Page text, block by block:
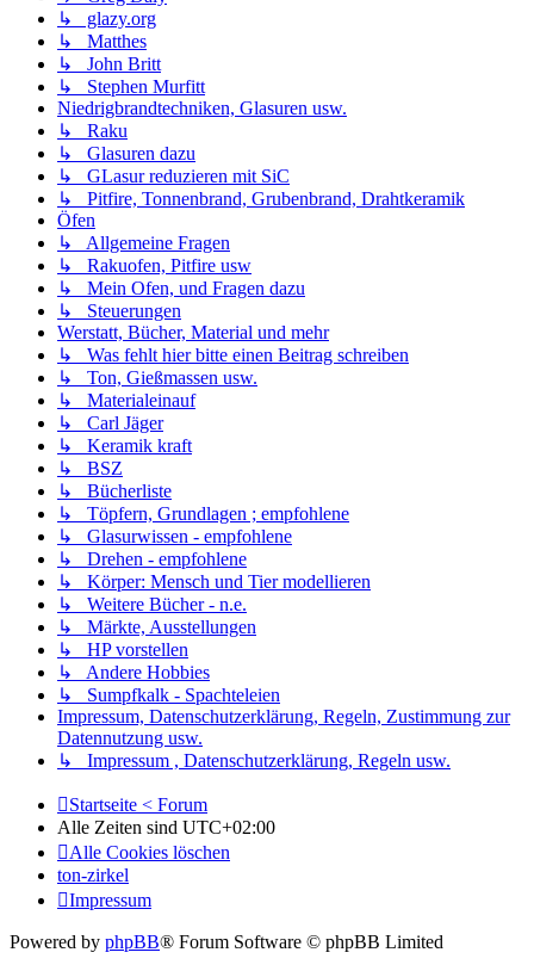
↳ glazy.org
↳ Matthes
↳ John Britt
↳ Stephen Murfitt
Niedrigbrandtechniken, Glasuren usw.
↳ Raku
↳ Glasuren dazu
↳ GLasur reduzieren mit SiC
↳ Pitfire, Tonnenbrand, Grubenbrand, Drahtkeramik
Öfen
↳ Allgemeine Fragen
↳ Rakuofen, Pitfire usw
↳ Mein Ofen, und Fragen dazu
↳ Steuerungen
Werstatt, Bücher, Material und mehr
↳ Was fehlt hier bitte einen Beitrag schreiben
↳ Ton, Gießmassen usw.
↳ Materialeinauf
↳ Carl Jäger
↳ Keramik kraft
↳ BSZ
↳ Bücherliste
↳ Töpfern, Grundlagen ; empfohlene
↳ Glasurwissen - empfohlene
↳ Drehen - empfohlene
↳ Körper: Mensch und Tier modellieren
↳ Weitere Bücher - n.e.
↳ Märkte, Ausstellungen
↳ HP vorstellen
↳ Andere Hobbies
↳ Sumpfkalk - Spachteleien
Impressum, Datenschutzerklärung, Regeln, Zustimmung zur
Datennutzung usw.
↳ Impressum , Datenschutzerklärung, Regeln usw.
Startseite < Forum
Alle Zeiten sind UTC+02:00
Alle Cookies löschen
ton-zirkel
Impressum
Powered by phpBB® Forum Software © phpBB Limited